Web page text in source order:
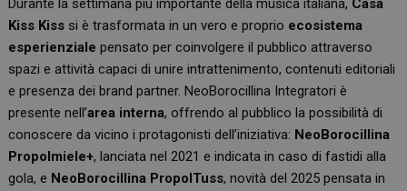
Durante la settimana più importante della musica italiana, Casa
Kiss Kiss si è trasformata in un vero e proprio ecosistema
esperienziale pensato per coinvolgere il pubblico attraverso
spazi e attività capaci di unire intrattenimento, contenuti editoriali
e presenza dei brand partner. NeoBorocillina Integratori è
presente nell’area interna, offrendo al pubblico la possibilità di
conoscere da vicino i protagonisti dell’iniziativa: NeoBorocillina
Propolmiele+, lanciata nel 2021 e indicata in caso di fastidi alla
gola, e NeoBorocillina PropolTuss, novità del 2025 pensata in